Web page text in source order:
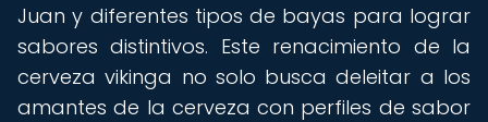
Juan y diferentes tipos de bayas para lograr
sabores distintivos. Este renacimiento de la
cerveza vikinga no solo busca deleitar a los
amantes de la cerveza con perfiles de sabor